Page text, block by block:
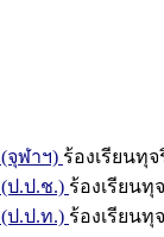
จุฬาฯ) ร้องเรียนทุ
ป.ป.ช.) ร้องเรียน
ป.ป.ท.) ร้องเรียน